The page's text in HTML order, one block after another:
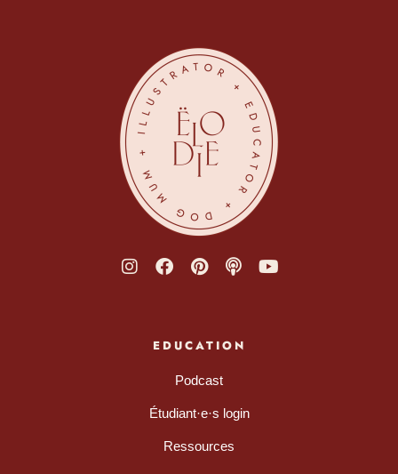
EDUCATION
Podcast
Étudiant·e·s login
Ressources